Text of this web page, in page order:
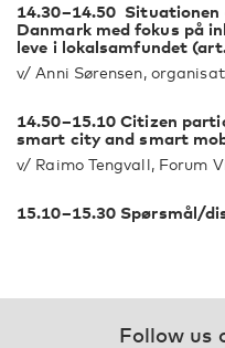
14.30–14.50 Situationen
Danmark med fokus på
leve i lokalsamfundet
v/ Anni Sørensen,
14.50–15.10 Citizen
smart city and smart
v/ Raimo Tengvall, Forum
15.10–15.30 Spørsmål/
Follow us